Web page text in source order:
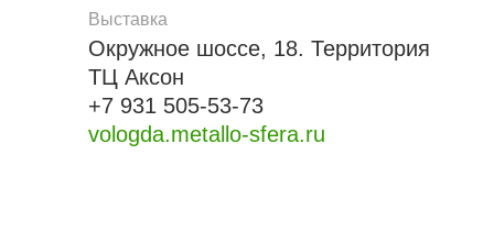
Выставка
Окружное шоссе, 18. Территория
ТЦ Аксон
+7 931 505-53-73
vologda.metallo-sfera.ru